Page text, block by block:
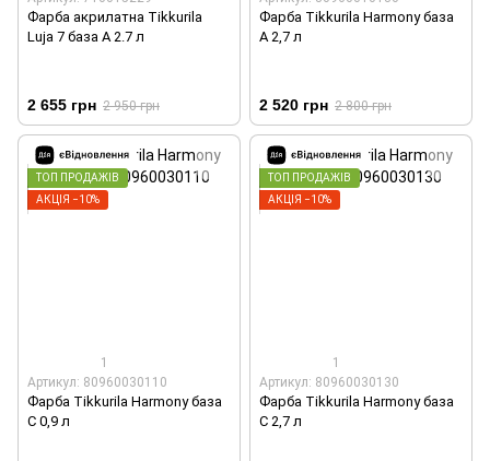
Фарба акрилатна Tikkurila
Luja 7 база А 2.7 л
2 655 грн 2 950 грн
Фарба Tikkurila Harmony база
А 2,7 л
2 520 грн 2 800 грн
ТОП ПРОДАЖІВ
АКЦІЯ −10%
1
Артикул: 80960030110
Фарба Tikkurila Harmony база
С 0,9 л
ТОП ПРОДАЖІВ
АКЦІЯ −10%
1
Артикул: 80960030130
Фарба Tikkurila Harmony база
С 2,7 л